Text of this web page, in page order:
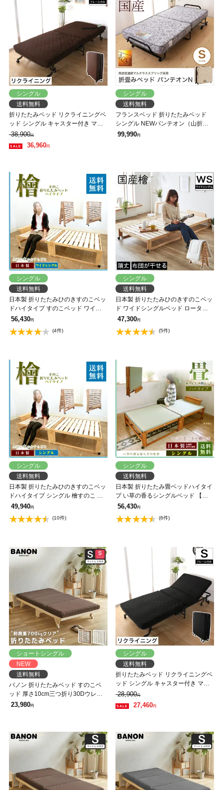
シングル
送料無料
折りたたみベッド リクライニングベ
ッド シングル キャスター付き マッ
ト付き 収納ベッド SMOT-350 シン
グルベッド ブラウン
38,900円
36,960円
シングル
送料無料
フランスベッド 折りたたみベッド
シングル NEWパンテオン（山折り
式）キャスター付 マルチラススーパ
99,990円
シングル
送料無料
日本製 折りたたみひのきすのこベッ
ドハイタイプ すのこベッド ワイド
シングル 【送料無料】
56,430円
(4件)
シングル
送料無料
日本製 折りたたみひのきすのこベッ
ド ワイドシングルベッド ロータイ
プ 布団の室内干し キャスター付
47,300円
(5件)
シングル
送料無料
日本製 折りたたみひのきすのこベッ
ドハイタイプ シングル 檜すのこ 折
り畳みベッド【送料無料】
49,940円
(10件)
シングル
送料無料
日本製 折りたたみ畳ベッドハイタイ
プ い草の香るシングルベッド 【送
料無料】
56,430円
(6件)
ショートシングル
NEW
送料無料
バノン 折りたたみベッド すのこベ
ッド 厚さ10cm三つ折り30Dウレタ
ンマットレス付き シングルショート
23,980円
シングル
送料無料
折りたたみベッド リクライニングベ
ッド シングル キャスター付き マッ
ト付き 収納ベッド SSB-250 シング
ルベッド ベッドフレーム
28,900円
27,460円